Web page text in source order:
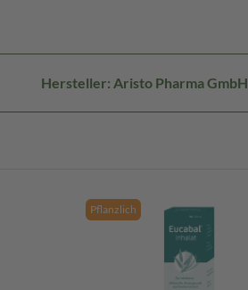
Hersteller: Aristo Pharma GmbH
Pflanzlich